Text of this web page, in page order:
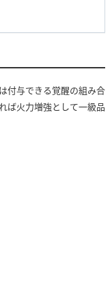
付与できる覚醒の組み合
ば火力増強として一級品